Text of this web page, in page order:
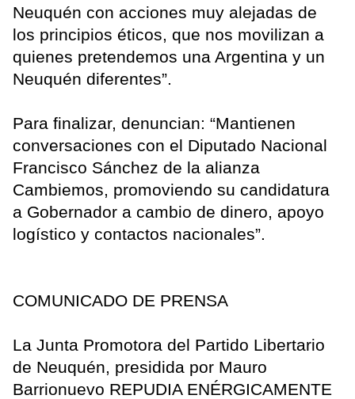
Neuquén con acciones muy alejadas de
los principios éticos, que nos movilizan a
quienes pretendemos una Argentina y un
Neuquén diferentes”.
Para finalizar, denuncian: “Mantienen
conversaciones con el Diputado Nacional
Francisco Sánchez de la alianza
Cambiemos, promoviendo su candidatura
a Gobernador a cambio de dinero, apoyo
logístico y contactos nacionales”.
COMUNICADO DE PRENSA
La Junta Promotora del Partido Libertario
de Neuquén, presidida por Mauro
Barrionuevo REPUDIA ENÉRGICAMENTE